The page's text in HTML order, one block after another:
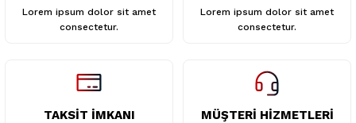
Lorem ipsum dolor sit amet
consectetur.
Lorem ipsum dolor sit amet
consectetur.
TAKSİT İMKANI MÜŞTERİ HİZMETLERİ